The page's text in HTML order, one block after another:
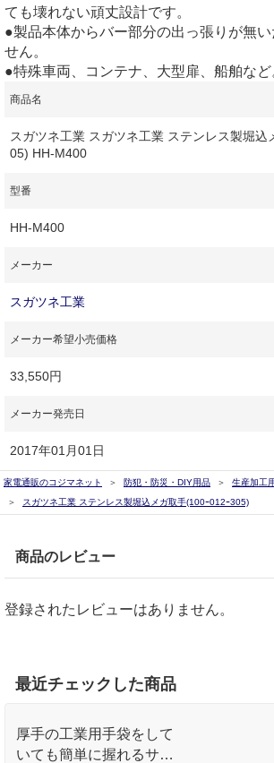
ても壊れない頑丈設計です。
●製品本体からバー部分の出っ張りが無い
せん。
●特殊車両、コンテナ、大型扉、船舶など
商品名
スガツネ工業 スガツネ工業 ステンレス製堀込
05) HH-M400
型番
HH-M400
メーカー
スガツネ工業
メーカー希望小売価格
33,550円
メーカー発売日
2017年01月01日
家電通販のコジマネット 防犯・防災・DIY用品 生産加工
スガツネ工業 ステンレス製堀込メガ取手(100ｰ012ｰ305)
商品のレビュー
登録されたレビューはありません。
最近チェックした商品
厚手の工業用手袋をして
いても簡単に握れるサイ